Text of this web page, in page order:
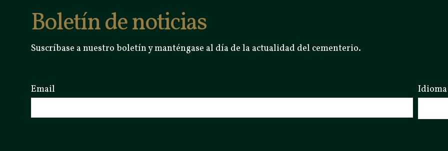
Boletín de noticias
Suscríbase a nuestro boletín y manténgase al día de la actualidad del cementerio.
Email Idioma